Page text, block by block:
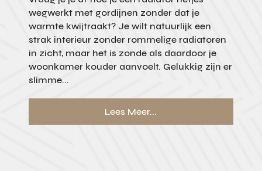
wegwerkt met gordijnen zonder dat je
warmte kwijtraakt? Je wilt natuurlijk een
strak interieur zonder rommelige radiatoren
in zicht, maar het is zonde als daardoor je
woonkamer kouder aanvoelt. Gelukkig zijn er
slimme...
Lees Meer...